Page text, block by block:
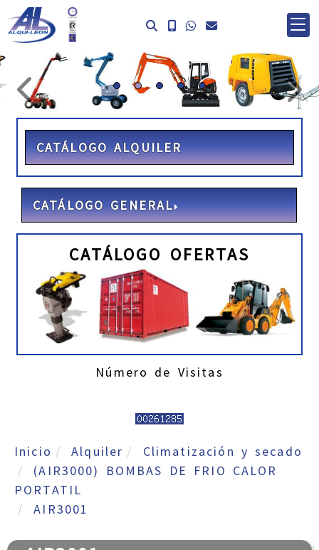
prev
CATÁLOGO ALQUILER
CATÁLOGO GENERAL
CATÁLOGO OFERTAS
Número de Visitas
Inicio Alquiler
Climatización y secado
(AIR3000) BOMBAS DE FRIO CALOR
PORTATIL
AIR3001